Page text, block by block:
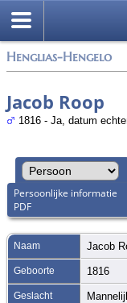
Henglias-Hengelo
Jacob Roop
1816 - Ja, datum
Persoonlijke informatie
PDF
Naam Jacob
Geboorte 1816
Geslacht